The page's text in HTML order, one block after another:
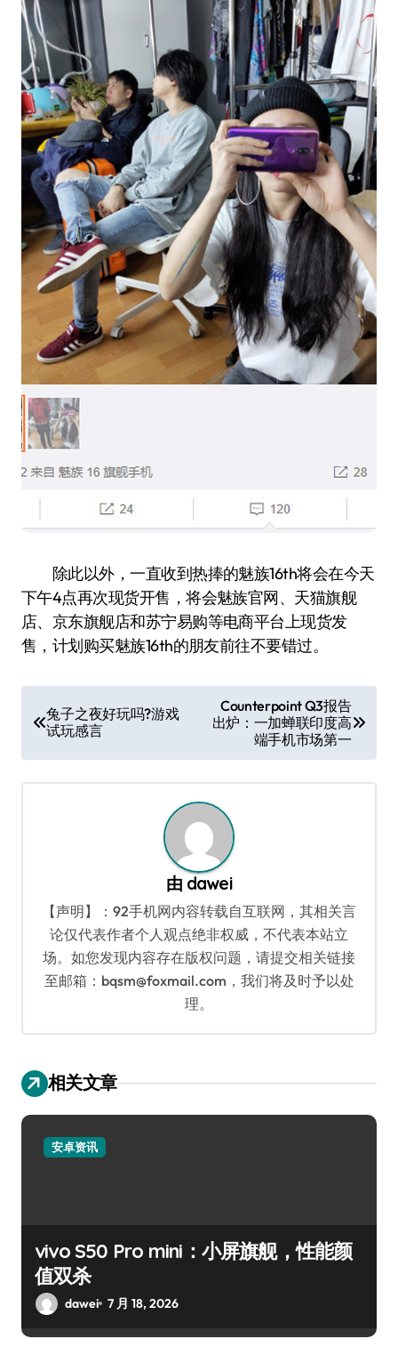
除此以外，一直收到热捧的魅族16th将会在今天
下午4点再次现货开售，将会魅族官网、天猫旗舰
店、京东旗舰店和苏宁易购等电商平台上现货发
售，计划购买魅族16th的朋友前往不要错过。
章
导
航
兔子之夜好玩吗?游戏
试玩感言
Counterpoint Q3报告
出炉：一加蝉联印度高
端手机市场第一
由 dawei
【声明】：92手机网内容转载自互联网，其相关言
论仅代表作者个人观点绝非权威，不代表本站立
场。如您发现内容存在版权问题，请提交相关链接
至邮箱：bqsm@foxmail.com，我们将及时予以处
理。
相关文章
安卓资讯
vivo S50 Pro mini：小屏旗舰，性能颜
值双杀
dawei 7 月 18, 2026